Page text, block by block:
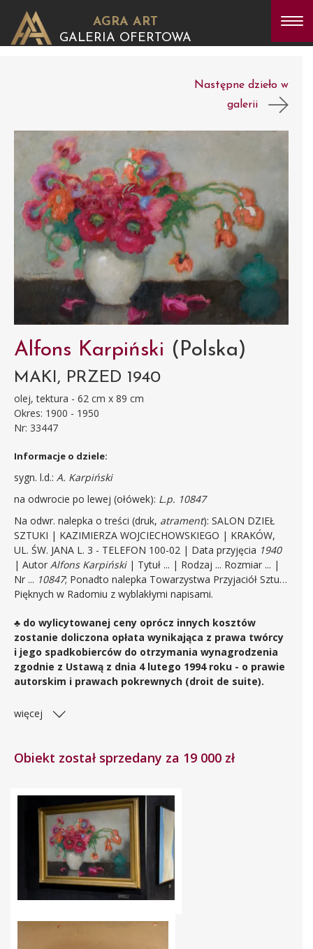
AGRA ART
GALERIA OFERTOWA
Następne dzieło w
galerii
Alfons Karpiński (Polska)
MAKI, PRZED 1940
olej, tektura - 62 cm x 89 cm
Okres: 1900 - 1950
Nr: 33447
Informacje o dziele:
sygn. l.d.: A. Karpiński
na odwrocie po lewej (ołówek): L.p. 10847
Na odwr. nalepka o treści (druk, atrament): SALON DZIEŁ
SZTUKI | KAZIMIERZA WOJCIECHOWSKIEGO | KRAKÓW,
UL. ŚW. JANA L. 3 - TELEFON 100-02 | Data przyjęcia 1940
| Autor Alfons Karpiński | Tytuł ... | Rodzaj ... Rozmiar ... |
Nr ... 10847; Ponadto nalepka Towarzystwa Przyjaciół Sztuk
Pięknych w Radomiu z wyblakłymi napisami.
♣ do wylicytowanej ceny oprócz innych kosztów
zostanie doliczona opłata wynikająca z prawa twórcy
i jego spadkobierców do otrzymania wynagrodzenia
zgodnie z Ustawą z dnia 4 lutego 1994 roku - o prawie
autorskim i prawach pokrewnych (droit de suite).
więcej
Obiekt został sprzedany za 19 000 zł